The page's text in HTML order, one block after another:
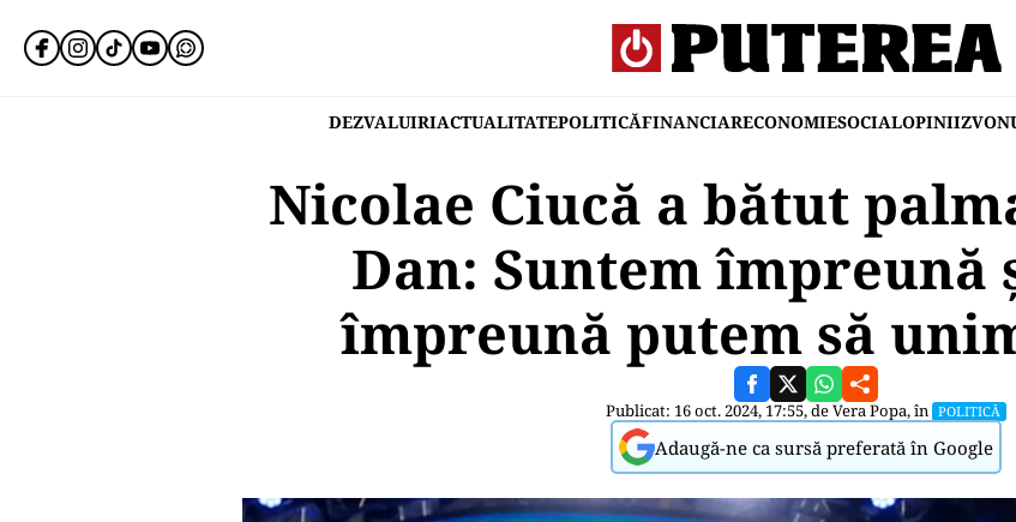
DEZVALUIRIACTUALITATEPOLITICĂFINANCIARECONOMIESOCIALOPINII
Nicolae Ciucă a bătut
Dan: Suntem împreună
împreună putem să
Publicat: 16 oct. 2024, 17:55, deVera Popa, în POLITICĂ
Adaugă-ne ca sursă preferată în Google